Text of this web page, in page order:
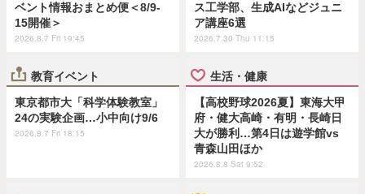
ベント情報おまとめ便＜8/9-
15開催＞
2026.8.7 Fri 19:45
ス工学部、生成AIなどジュニ
ア講座6選
2026.7.30 Thu 11:15
教育イベント
東京都市大「科学体験教室」
24の実験企画…小中向け9/6
2026.8.7 Fri 18:15
生活・健康
【高校野球2026夏】東海大甲
府・健大高崎・有明・長崎日
大が勝利…第4日は遊学館vs
青森山田ほか
2026.8.8 Sat 9:52